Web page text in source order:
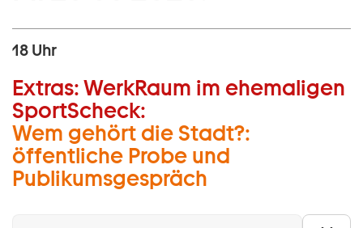
18 Uhr
Extras:WerkRaum im ehemaligen
SportScheck:
Wem gehört die Stadt?:
öffentliche Probe und
Publikumsgespräch